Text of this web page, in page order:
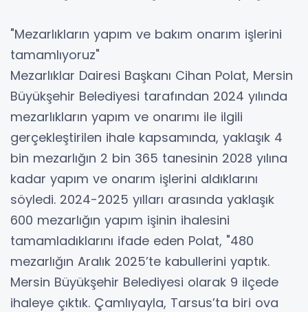
"Mezarlıkların yapım ve bakım onarım işlerini
tamamlıyoruz"
Mezarlıklar Dairesi Başkanı Cihan Polat, Mersin
Büyükşehir Belediyesi tarafından 2024 yılında
mezarlıkların yapım ve onarımı ile ilgili
gerçekleştirilen ihale kapsamında, yaklaşık 4
bin mezarlığın 2 bin 365 tanesinin 2028 yılına
kadar yapım ve onarım işlerini aldıklarını
söyledi. 2024-2025 yılları arasında yaklaşık
600 mezarlığın yapım işinin ihalesini
tamamladıklarını ifade eden Polat, "480
mezarlığın Aralık 2025’te kabullerini yaptık.
Mersin Büyükşehir Belediyesi olarak 9 ilçede
ihaleye çıktık. Çamlıyayla, Tarsus’ta biri ova